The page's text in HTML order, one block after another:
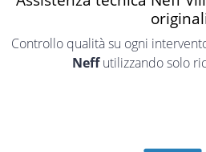
Controllo qualità su ogni
Neffutilizzando solo